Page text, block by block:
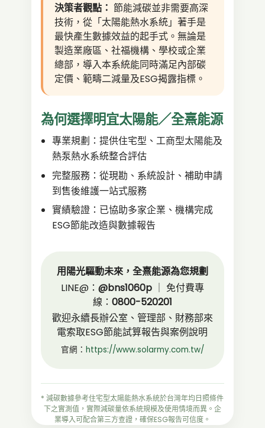
決策者觀點： 節能減碳並非需要高深
技術，從「太陽能熱水系統」著手是
最快產生數據效益的起手式。無論是
製造業廠區、社福機構、學校或企業
總部，導入本系統能同時滿足內部碳
定價、範疇二減量及ESG揭露指標。
為何選擇明宜太陽能／全熹能源
專業規劃：提供住宅型、工商型太陽能及
熱泵熱水系統整合評估
完整服務：從現勘、系統設計、補助申請
到售後維護一站式服務
實績驗證：已協助多家企業、機構完成
ESG節能改造與數據報告
用陽光驅動未來，全熹能源為您規劃
LINE@： @bns1060p｜ 免付費專
線： 0800-520201
歡迎永續長辦公室、管理部、財務部來
電索取ESG節能試算報告與案例說明
官網： https://www.solarmy.com.tw/
* 減碳數據參考住宅型太陽能熱水系統於台灣年均日照條件
下之實測值，實際減碳量依系統規模及使用情境而異。企
業導入可配合第三方查證，確保ESG報告可信度。